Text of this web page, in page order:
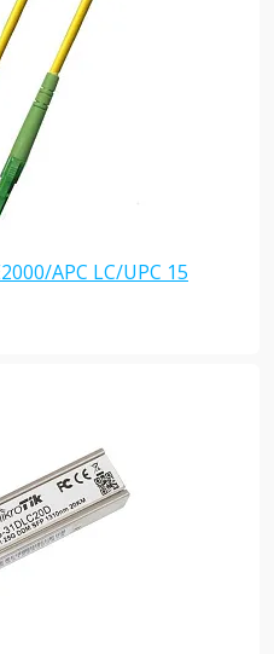
APC LC/UPC 15